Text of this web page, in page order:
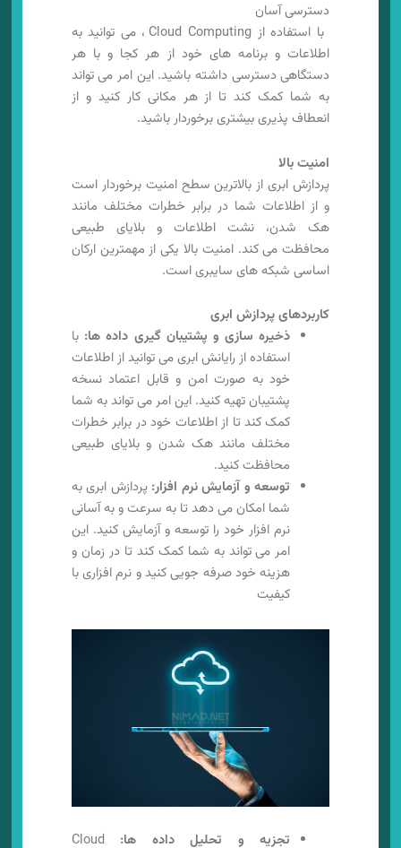
دسترسی آسان
با استفاده از Cloud Computing ، می توانید به
اطلاعات و برنامه های خود از هر کجا و با هر
دستگاهی دسترسی داشته باشید. این امر می تواند
به شما کمک کند تا از هر مکانی کار کنید و از
انعطاف پذیری بیشتری برخوردار باشید.
امنیت بالا
پردازش ابری از بالاترین سطح امنیت برخوردار است
و از اطلاعات شما در برابر خطرات مختلف مانند
هک شدن، نشت اطلاعات و بلایای طبیعی
محافظت می کند. امنیت بالا یکی از مهمترین ارکان
اساسی شبکه های سایبری است.
کاربردهای پردازش ابری
ذخیره سازی و پشتیبان گیری داده ها: با
استفاده از رایانش ابری می توانید از اطلاعات
خود به صورت امن و قابل اعتماد نسخه
پشتیبان تهیه کنید. این امر می تواند به شما
کمک کند تا از اطلاعات خود در برابر خطرات
مختلف مانند هک شدن و بلایای طبیعی
محافظت کنید.
توسعه و آزمایش نرم افزار: پردازش ابری به
شما امکان می دهد تا به سرعت و به آسانی
نرم افزار خود را توسعه و آزمایش کنید. این
امر می تواند به شما کمک کند تا در زمان و
هزینه خود صرفه جویی کنید و نرم افزاری با
کیفیت
تجزیه و تحلیل داده ها: Cloud